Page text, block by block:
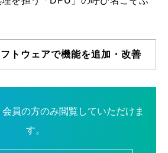
トウェアで機能を追加・改善
員の方のみ閲覧していただけま
す。